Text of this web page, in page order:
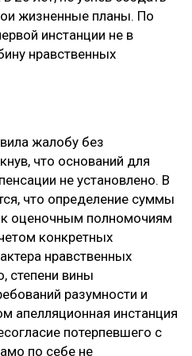
100 миллионов тенге. В
находясь в состоянии
нарушил правила
на встречную полосу и
дочь заявителя.
обращал внимание суда на
20 лет, не успев создать
жизненные планы. По
инстанции не в
нравственных
жалобу без
что оснований для
не установлено. В